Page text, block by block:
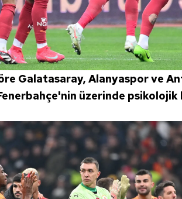
Galatasaray, Alanyaspor ve
üzerinde psikolojik